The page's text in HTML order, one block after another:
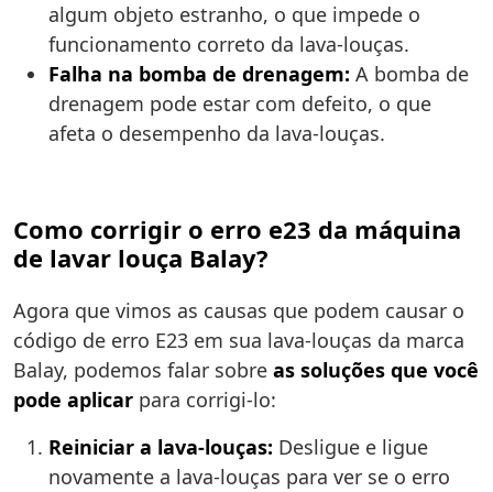
algum objeto estranho, o que impede o
funcionamento correto da lava-louças.
Falha na bomba de drenagem: A bomba de
drenagem pode estar com defeito, o que
afeta o desempenho da lava-louças.
Como corrigir o erro e23 da máquina
de lavar louça Balay?
Agora que vimos as causas que podem causar o
código de erro E23 em sua lava-louças da marca
Balay, podemos falar sobre as soluções que você
pode aplicar para corrigi-lo:
Reiniciar a lava-louças: Desligue e ligue
novamente a lava-louças para ver se o erro